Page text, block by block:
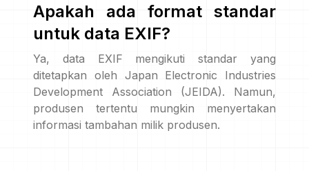
Apakah ada format standar
untuk data EXIF?
Ya, data EXIF mengikuti standar yang
ditetapkan oleh Japan Electronic Industries
Development Association (JEIDA). Namun,
produsen tertentu mungkin menyertakan
informasi tambahan milik produsen.